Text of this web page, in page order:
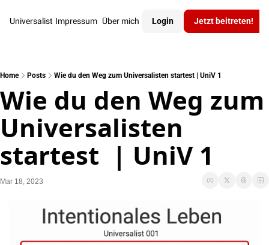
Universalist Impressum Über mich Login Jetzt beitreten!
Home Posts Wie du den Weg zum Universalisten startest | UniV 1
Wie du den Weg zum
Universalisten
startest  | UniV 1
Mar 18, 2023